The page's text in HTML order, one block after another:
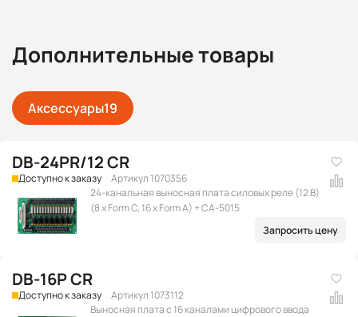
Дополнительные товары
Аксессуары19
DB-24PR/12 CR
Доступно к заказу
Артикул 1070356
24-канальная выносная плата силовых реле (12 В)
(8 x Form C, 16 x Form A) + CA-5015
Запросить цену
DB-16P CR
Доступно к заказу
Артикул 1073112
Выносная плата с 16 каналами цифрового ввода